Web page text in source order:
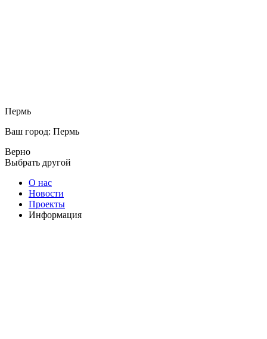
Пермь
Ваш город: Пермь
Верно
Выбрать другой
О нас
Новости
Проекты
Информация